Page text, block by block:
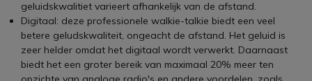
geluidskwalitiet varieert afhankelijk van de afstand.
Digitaal: deze professionele walkie-talkie biedt een veel
betere geludskwaliteit, ongeacht de afstand. Het geluid is
zeer helder omdat het digitaal wordt verwerkt. Daarnaast
biedt het een groter bereik van maximaal 20% meer ten